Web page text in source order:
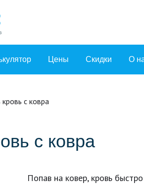
Цены Скидки О
с ковра
с ковра
Попав на ковер, кровь